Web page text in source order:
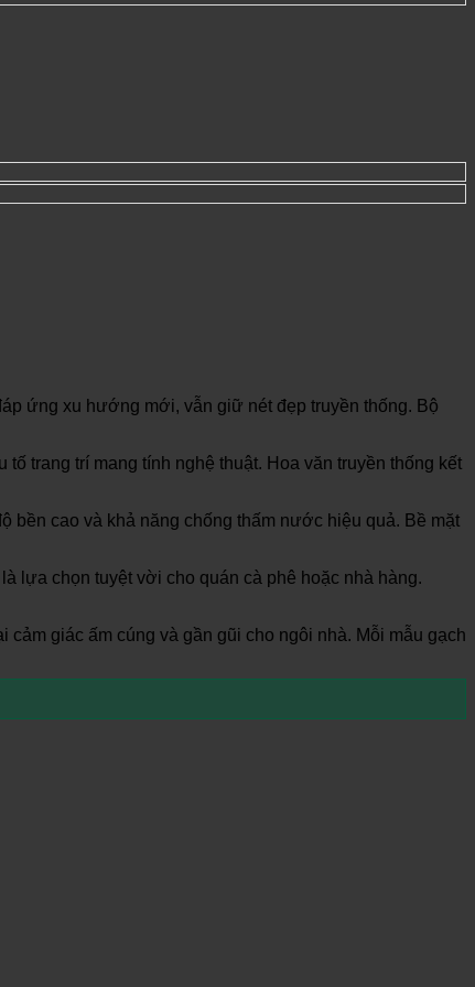
ứng xu hướng mới, vẫn giữ nét đẹp truyền thống. Bộ
trang trí mang tính nghệ thuật. Hoa văn truyền thống kết
bền cao và khả năng chống thấm nước hiệu quả. Bề mặt
lựa chọn tuyệt vời cho quán cà phê hoặc nhà hàng.
giác ấm cúng và gần gũi cho ngôi nhà. Mỗi mẫu gạch